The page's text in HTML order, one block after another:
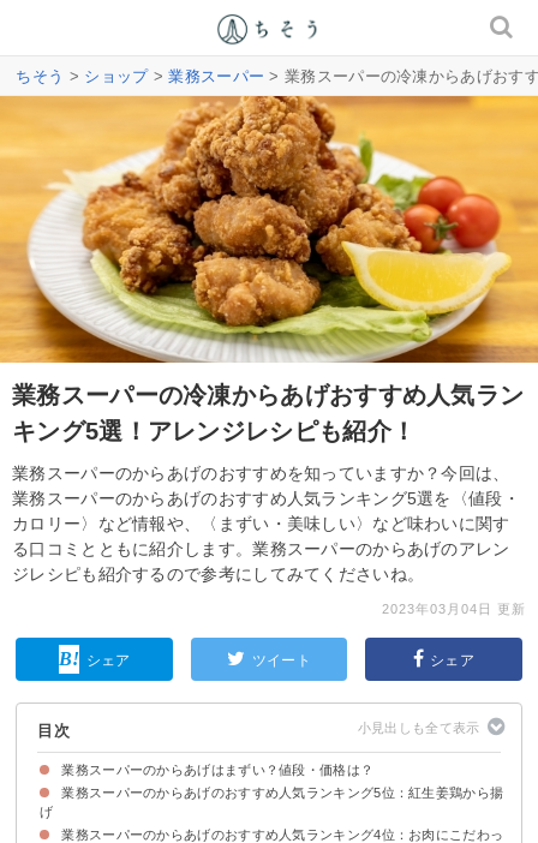
ちそう > ショップ>業務スーパー > 業務スーパーの冷凍からあげおす
業務スーパーの冷凍からあげおすすめ人気ラン
キング5選！アレンジレシピも紹介！
業務スーパーのからあげのおすすめを知っていますか？今回は、
業務スーパーのからあげのおすすめ人気ランキング5選を〈値段・
カロリー〉など情報や、〈まずい・美味しい〉など味わいに関す
る口コミとともに紹介します。業務スーパーのからあげのアレン
ジレシピも紹介するので参考にしてみてくださいね。
2023年03月04日 更新
シェア ツイート シェア
目次
業務スーパーのからあげはまずい？値段・価格は？
値段・価格など業務スーパーのからあげの商品情報
業務スーパーのからあげのおすすめ人気ランキング5位：紅生姜鶏から揚
げ
商品名の商品情報【値段・価格など】
商品名のカロリー・糖質など
商品名の味・食感
商品名の口コミ【まずい・美味しい】
業務スーパーのからあげのおすすめ人気ランキング4位：お肉にこだわっ